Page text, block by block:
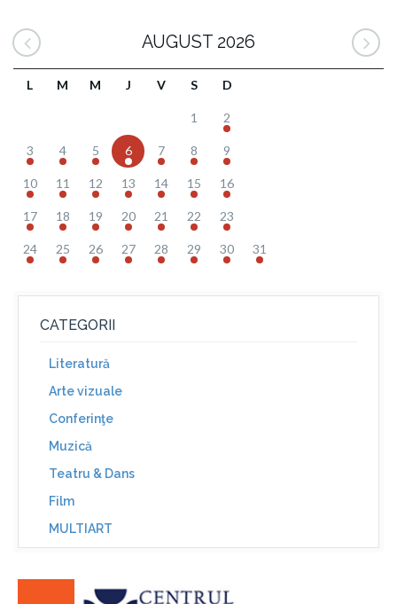
AUGUST 2026
L M M J V S D
1 2
3 4 5 6 7 8 9
10 11 12 13 14 15 16
17 18 19 20 21 22 23
24 25 26 27 28 29 30 31
CATEGORII
Literatură
Arte vizuale
Conferinţe
Muzică
Teatru & Dans
Film
MULTIART